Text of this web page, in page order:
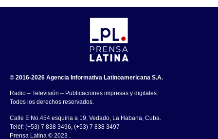
© 2016-2026 Agencia Informativa Latinoamericana S.A.
Radio – Televisión – Publicaciones impresas y digitales.
Todos los derechos reservados.
Calle E No.454 esquina a 19, Vedado, La Habana, Cuba.
Teléf: (+53) 7 838 3496, (+53) 7 838 3497
Prensa Latina © 2023 .